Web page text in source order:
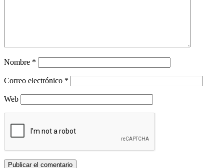
Nombre *
Correo electrónico *
Web